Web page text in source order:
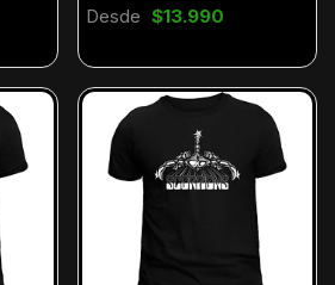
Desde $13.990